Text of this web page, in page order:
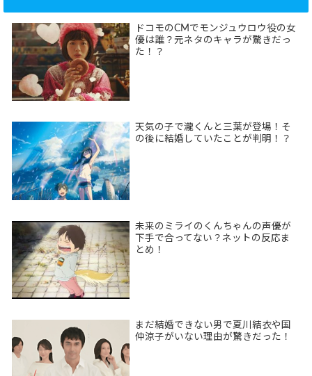
ドコモのCMでモンジュウロウ役の女
優は誰？元ネタのキャラが驚きだっ
た！？
天気の子で瀧くんと三葉が登場！そ
の後に結婚していたことが判明！？
未来のミライのくんちゃんの声優が
下手で合ってない？ネットの反応ま
とめ！
まだ結婚できない男で夏川結衣や国
仲涼子がいない理由が驚きだった！